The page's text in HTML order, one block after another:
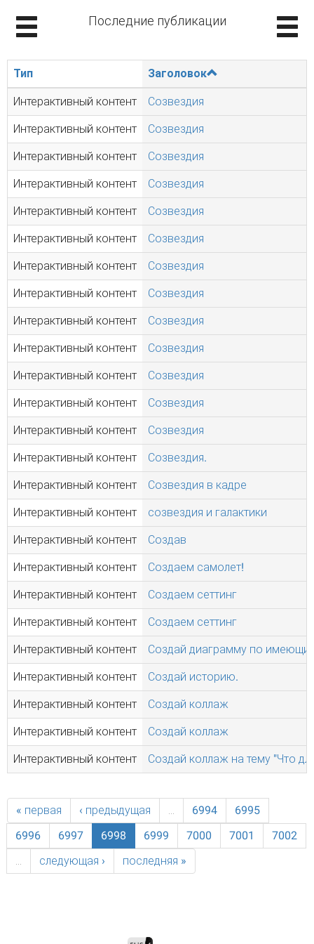
Последние публикации
Тип Заголовок
Интерактивный контент Созвездия
Интерактивный контент Созвездия
Интерактивный контент Созвездия
Интерактивный контент Созвездия
Интерактивный контент Созвездия
Интерактивный контент Созвездия
Интерактивный контент Созвездия
Интерактивный контент Созвездия
Интерактивный контент Созвездия
Интерактивный контент Созвездия
Интерактивный контент Созвездия
Интерактивный контент Созвездия
Интерактивный контент Созвездия
Интерактивный контент Созвездия.
Интерактивный контент Созвездия в кадре
Интерактивный контент созвездия и галактики
Интерактивный контент Создав
Интерактивный контент Создаем самолет!
Интерактивный контент Создаем сеттинг
Интерактивный контент Создаем сеттинг
Интерактивный контент Создай диаграмму по
Интерактивный контент Создай историю.
Интерактивный контент Создай коллаж
Интерактивный контент Создай коллаж
Интерактивный контент Создай коллаж на тему "Что
« первая ‹ предыдущая … 6994
6995
6996
6997 6998 6999 7000 7001
7002
…
следующая › последняя »